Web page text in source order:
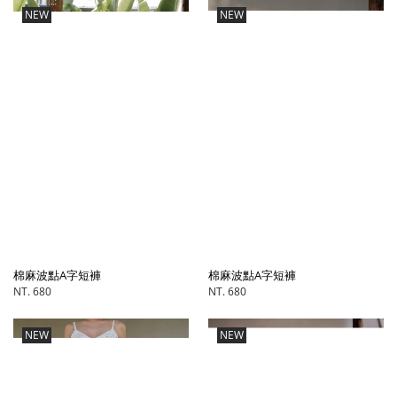
NEW
棉麻波點A字短褲
NT. 680
NEW
棉麻波點A字短褲
NT. 680
NEW NEW